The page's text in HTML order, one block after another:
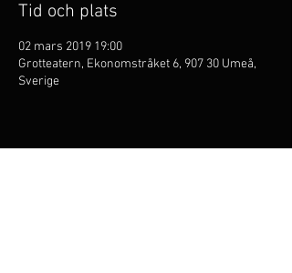
Tid och plats
02 mars 2019 19:00
Grotteatern, Ekonomstråket 6, 907 30 Umeå,
Sverige